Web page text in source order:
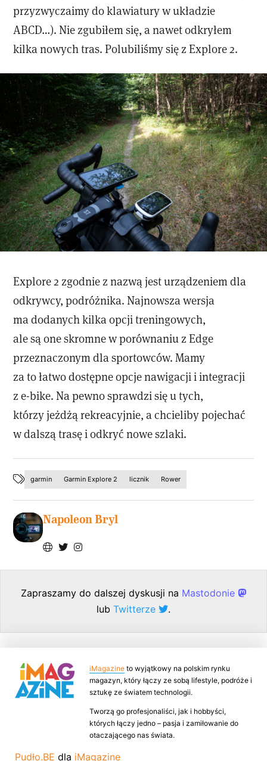
przyzwyczaimy do klawiatury w układzie
ABCD…). Nie zgubiłem się, a nawet odkryłem
kilka nowych tras. Polubiliśmy się z Explore 2.
Explore 2 zgodnie z nazwą jest urządzeniem dla
odkrywcy, podróżnika. Najnowsza wersja
ma dodanych kilka opcji treningowych,
ale są one skromne w porównaniu z Edge
przeznaczonym dla sportowców. Mamy
za to łatwo dostępne opcje nawigacji i integracji
z e-bike. Na pewno sprawdzi się u tych,
którzy jeżdżą rekreacyjnie, a chcieliby pojechać
w dalszą trasę i odkryć nowe szlaki.
garmin Garmin Explore 2 licznik Rower
Napoleon Bryl
Zapraszamy do dalszej dyskusji na Mastodonie
lub Twitterze .
iMagazine to wyjątkowy na polskim rynku
magazyn, który łączy ze sobą lifestyle, podróże i
sztukę ze światem technologii.
Tworzą go profesjonaliści, jak i hobbyści,
których łączy jedno – pasja i zamiłowanie do
otaczającego nas świata.
Pudło.BE dla iMagazine